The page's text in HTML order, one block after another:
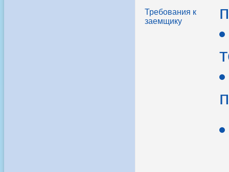
Требования к
заемщику